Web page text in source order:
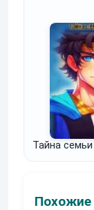
Тайна
Похожие